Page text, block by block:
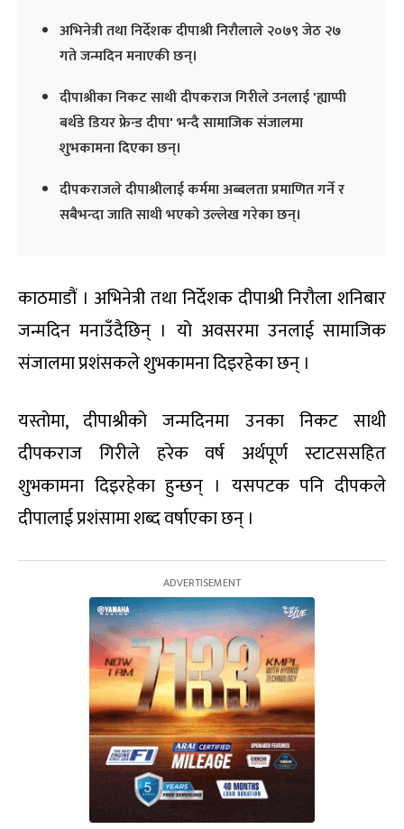
अभिनेत्री तथा निर्देशक दीपाश्री निरौलाले २०७९ जेठ २७
गते जन्मदिन मनाएकी छन्।
दीपाश्रीका निकट साथी दीपकराज गिरीले उनलाई 'ह्याप्पी
बर्थडे डियर फ्रेन्ड दीपा' भन्दै सामाजिक संजालमा
शुभकामना दिएका छन्।
दीपकराजले दीपाश्रीलाई कर्ममा अब्बलता प्रमाणित गर्ने र
सबैभन्दा जाति साथी भएको उल्लेख गरेका छन्।
काठमाडौं । अभिनेत्री तथा निर्देशक दीपाश्री निरौला शनिबार
जन्मदिन मनाउँदैछिन् । यो अवसरमा उनलाई सामाजिक
संजालमा प्रशंसकले शुभकामना दिइरहेका छन् ।
यस्तोमा, दीपाश्रीको जन्मदिनमा उनका निकट साथी
दीपकराज गिरीले हरेक वर्ष अर्थपूर्ण स्टाटससहित
शुभकामना दिइरहेका हुन्छन् । यसपटक पनि दीपकले
दीपालाई प्रशंसामा शब्द वर्षाएका छन् ।